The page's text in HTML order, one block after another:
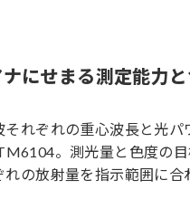
にせまる測定能力
それぞれの重心波長と光
。測光量と色度の目
れの放射量を指示範囲に